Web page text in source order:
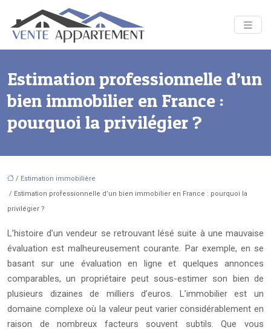
Estimation professionnelle d’un
bien immobilier en France :
pourquoi la privilégier ?
/ Estimation immobilière
/ Estimation professionnelle d’un bien immobilier en France : pourquoi la
privilégier ?
L’histoire d’un vendeur se retrouvant lésé suite à une mauvaise
évaluation est malheureusement courante. Par exemple, en se
basant sur une évaluation en ligne et quelques annonces
comparables, un propriétaire peut sous-estimer son bien de
plusieurs dizaines de milliers d’euros. L’immobilier est un
domaine complexe où la valeur peut varier considérablement en
raison de nombreux facteurs souvent subtils. Que vous